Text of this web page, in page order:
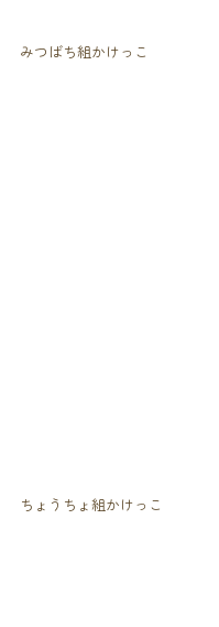
みつばち組かけっこ
ちょうちょ組かけっこ